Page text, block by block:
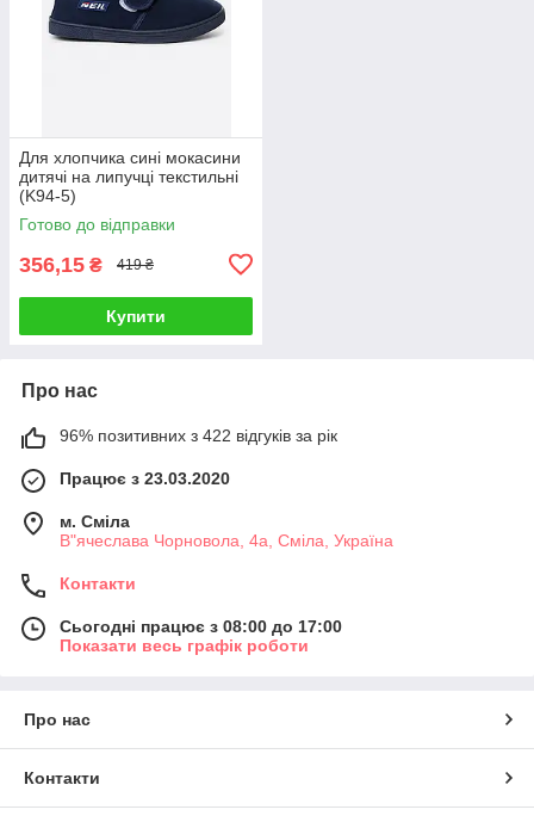
Для хлопчика сині мокасини
дитячі на липучці текстильні
(K94-5)
Готово до відправки
356,15 ₴ 419 ₴
Купити
Про нас
96% позитивних з 422 відгуків за рік
Працює з 23.03.2020
м. Сміла
В"ячеслава Чорновола, 4а, Сміла, Україна
Контакти
Сьогодні працює з 08:00 до 17:00
Показати весь графік роботи
Про нас
Контакти